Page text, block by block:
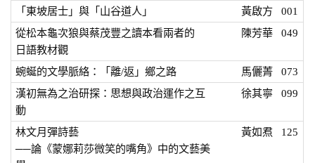
「東坡居士」與「山谷道人」 黃啟方
001
從松本龜次狼與蔡茂豐之讀本看兩者的
日語教材觀
陳芳華 049
蜿蜒的文學脈絡：「離/返」鄉之路 馬儷菁
073
漢初無為之治研探：思想與政治運作之互
動
徐其寧 099
林文月彈詩藝
──論《蒙娜莉莎微笑的嘴角》中的文藝美
黃如焄 125